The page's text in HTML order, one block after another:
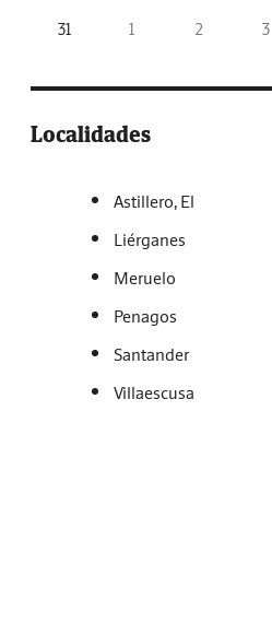
31 1 2 3
Localidades
Astillero, El
Liérganes
Meruelo
Penagos
Santander
Villaescusa